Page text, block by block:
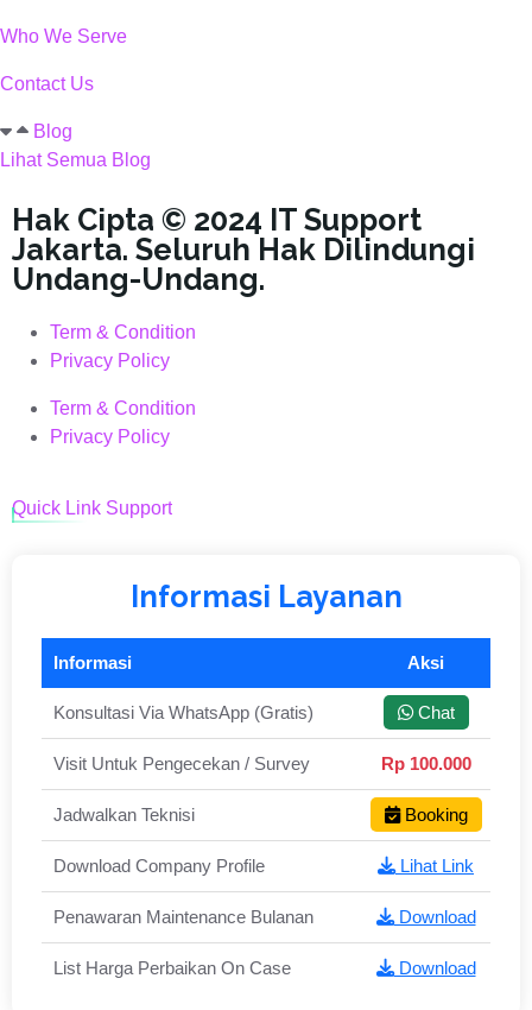
Who We Serve
Contact Us
Blog
Lihat Semua Blog
Hak Cipta © 2024 IT Support
Jakarta. Seluruh Hak Dilindungi
Undang-Undang.
Term & Condition
Privacy Policy
Term & Condition
Privacy Policy
Quick Link Support
Informasi Layanan
Informasi Aksi
Konsultasi Via WhatsApp (Gratis) Chat
Visit Untuk Pengecekan / Survey Rp 100.000
Jadwalkan Teknisi Booking
Download Company Profile Lihat Link
Penawaran Maintenance Bulanan Download
List Harga Perbaikan On Case Download